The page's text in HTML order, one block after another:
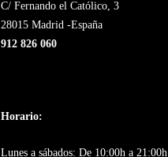
C/ Fernando el Católico, 3
28015 Madrid -España
912 826 060
Horario:
Lunes a sábados: De 10:00h a 21:00h